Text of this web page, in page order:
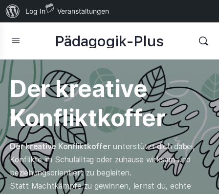
Über
WordPress
Log In Veranstaltungen
Pädagogik-Plus
Der kreative
Konfliktkoffer
Der kreative Konfliktkoffer unterstützt dich dabei,
Konflikte im Schulalltag oder zuhause wirksam und
beziehungsorientiert zu begleiten.
Statt Machtkämpfe zu gewinnen, lernst du, echte